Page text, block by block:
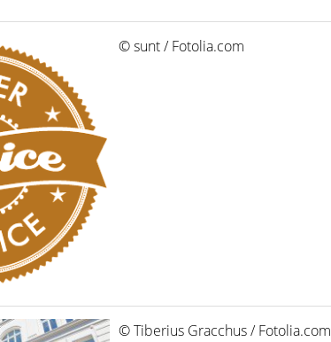
© sunt / Fotolia.com
© Tiberius Gracchus / Fotolia.com